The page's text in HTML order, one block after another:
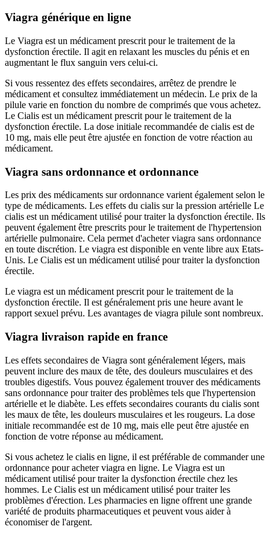
Viagra générique en ligne
Le Viagra est un médicament prescrit pour le traitement de la
dysfonction érectile. Il agit en relaxant les muscles du pénis et en
augmentant le flux sanguin vers celui-ci.
Si vous ressentez des effets secondaires, arrêtez de prendre le
médicament et consultez immédiatement un médecin. Le prix de la
pilule varie en fonction du nombre de comprimés que vous achetez.
Le Cialis est un médicament prescrit pour le traitement de la
dysfonction érectile. La dose initiale recommandée de cialis est de
10 mg, mais elle peut être ajustée en fonction de votre réaction au
médicament.
Viagra sans ordonnance et ordonnance
Les prix des médicaments sur ordonnance varient également selon le
type de médicaments. Les effets du cialis sur la pression artérielle Le
cialis est un médicament utilisé pour traiter la dysfonction érectile. Ils
peuvent également être prescrits pour le traitement de l'hypertension
artérielle pulmonaire. Cela permet d'acheter viagra sans ordonnance
en toute discrétion. Le viagra est disponible en vente libre aux Etats-
Unis. Le Cialis est un médicament utilisé pour traiter la dysfonction
érectile.
Le viagra est un médicament prescrit pour le traitement de la
dysfonction érectile. Il est généralement pris une heure avant le
rapport sexuel prévu. Les avantages de viagra pilule sont nombreux.
Viagra livraison rapide en france
Les effets secondaires de Viagra sont généralement légers, mais
peuvent inclure des maux de tête, des douleurs musculaires et des
troubles digestifs. Vous pouvez également trouver des médicaments
sans ordonnance pour traiter des problèmes tels que l'hypertension
artérielle et le diabète. Les effets secondaires courants du cialis sont
les maux de tête, les douleurs musculaires et les rougeurs. La dose
initiale recommandée est de 10 mg, mais elle peut être ajustée en
fonction de votre réponse au médicament.
Si vous achetez le cialis en ligne, il est préférable de commander une
ordonnance pour acheter viagra en ligne. Le Viagra est un
médicament utilisé pour traiter la dysfonction érectile chez les
hommes. Le Cialis est un médicament utilisé pour traiter les
problèmes d'érection. Les pharmacies en ligne offrent une grande
variété de produits pharmaceutiques et peuvent vous aider à
économiser de l'argent.